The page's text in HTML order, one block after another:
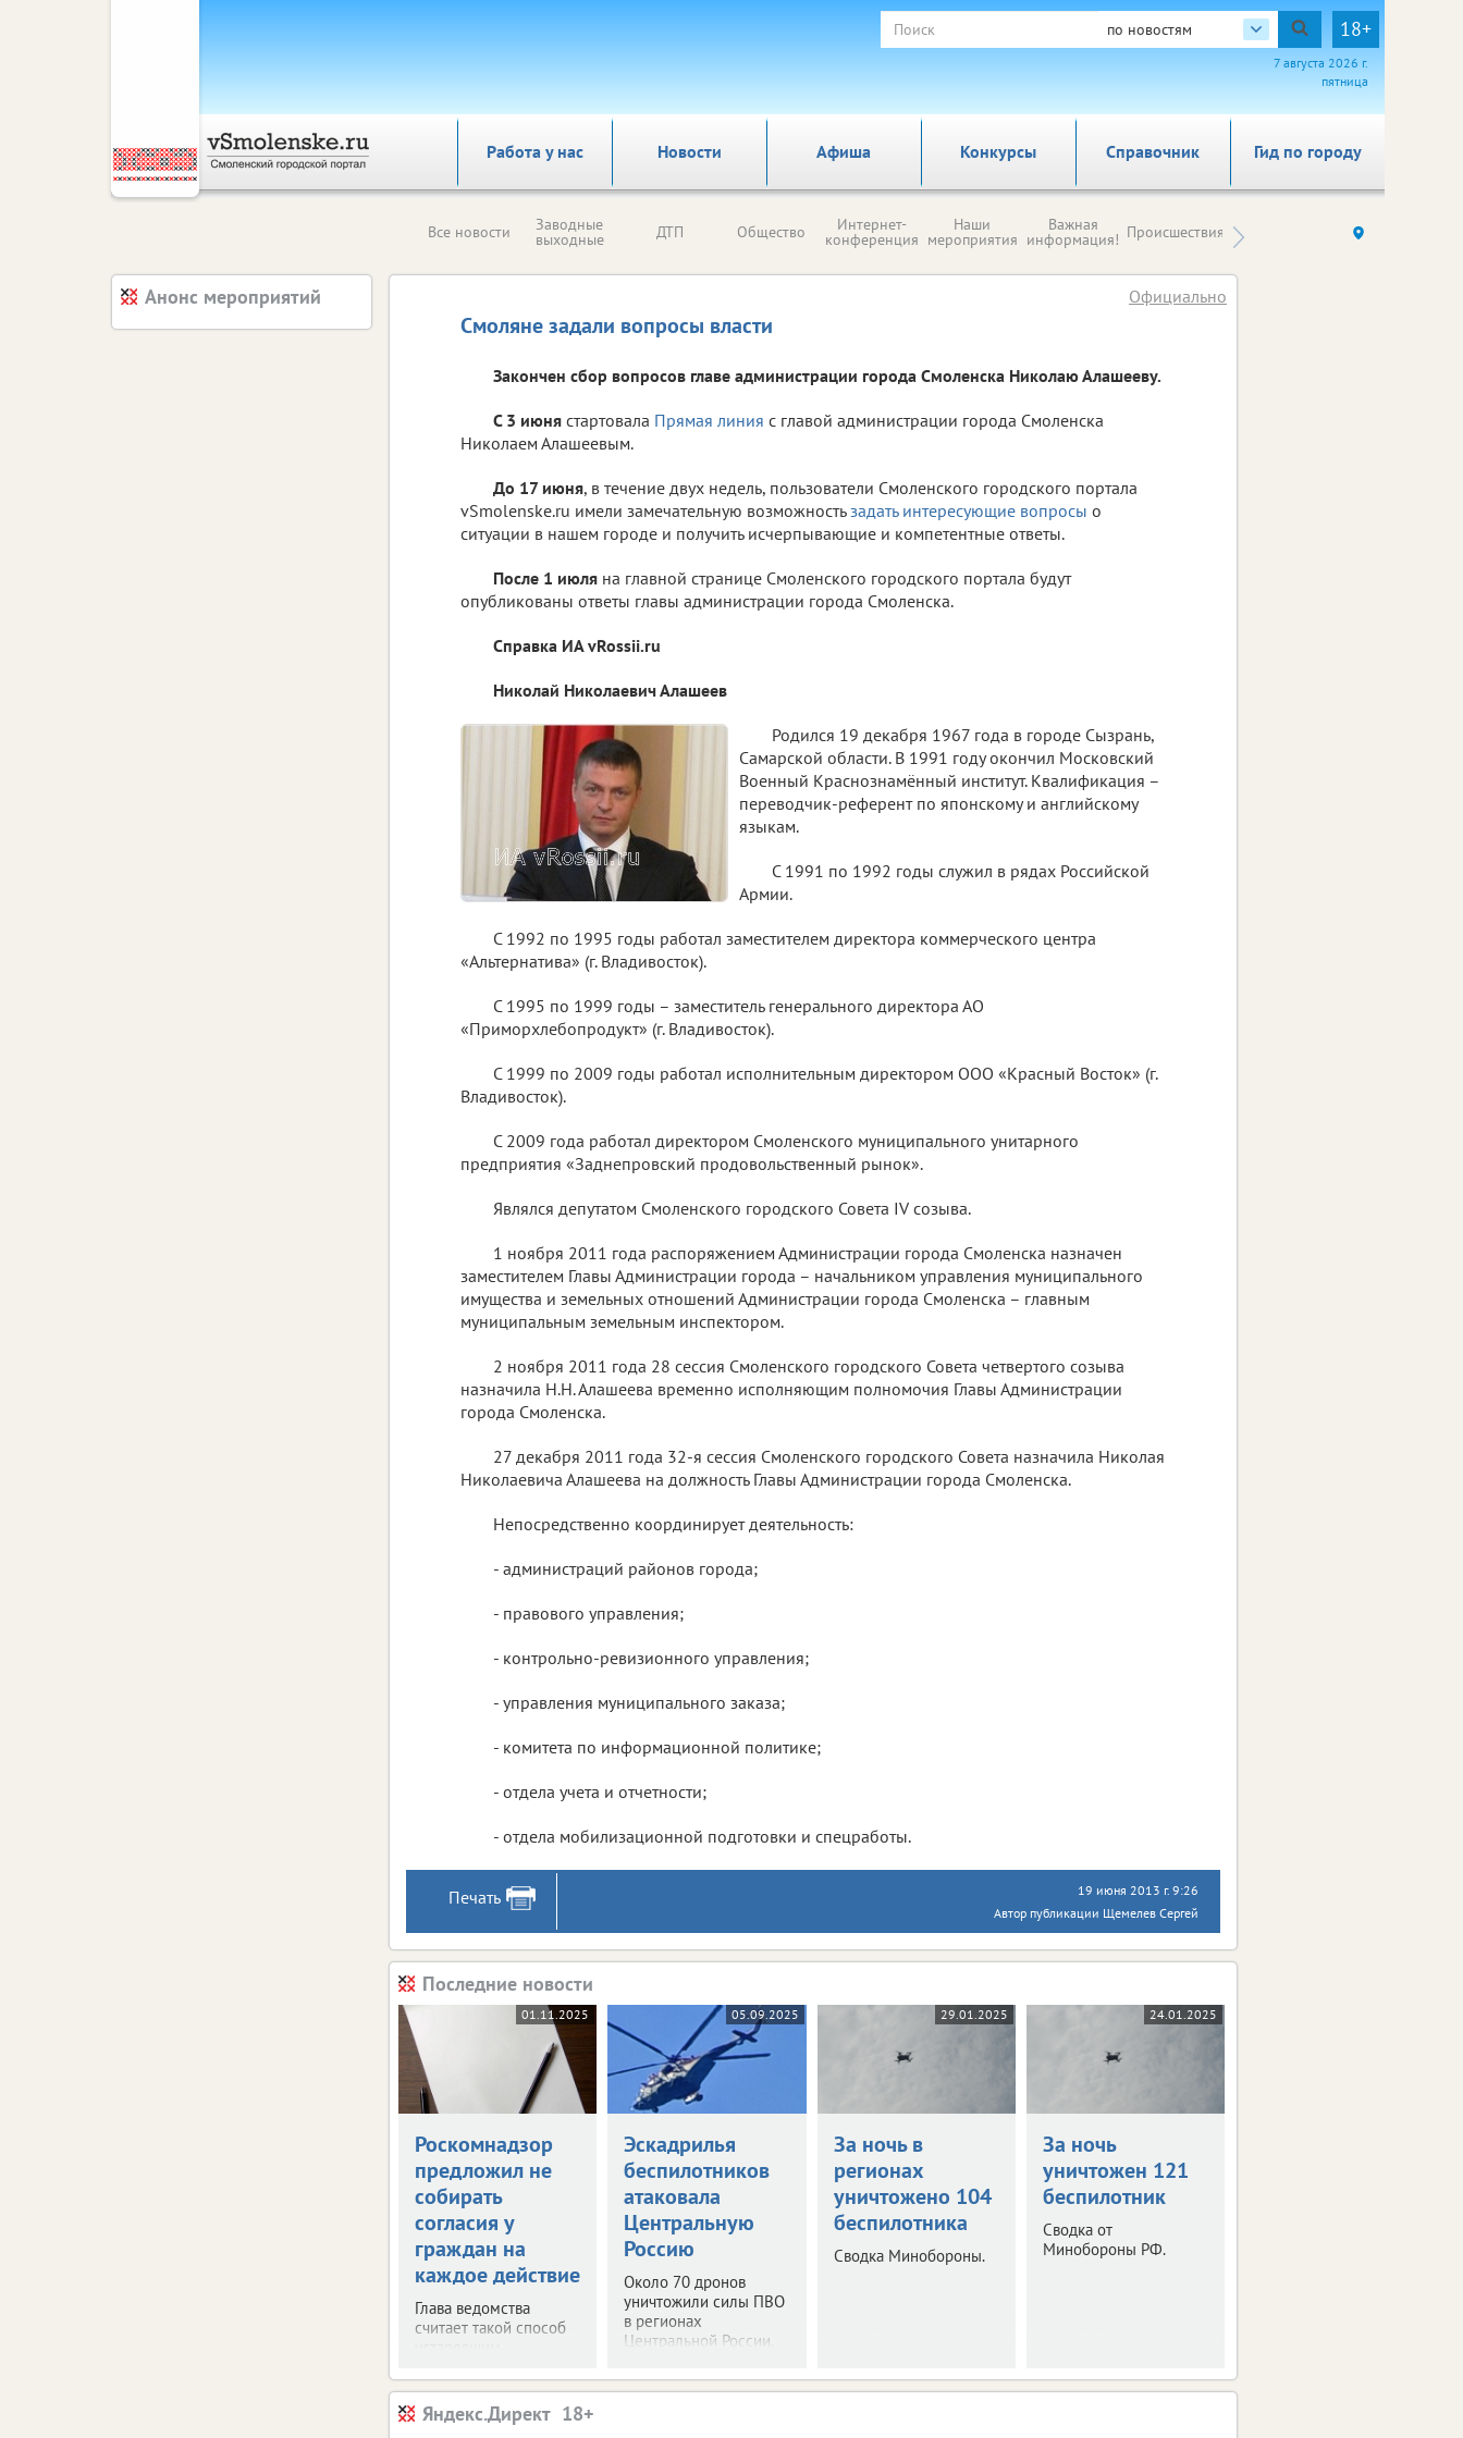
по новостям 18+
7 августа 2026 г.
пятница
Работа у нас Новости Афиша Справочник Гид по городу
Конкурсы
Все новости Заводные
выходные ДТП Общество Интернет-
конференция
Наши
мероприятия
Важная
информация! Происшествия Здоровье компаний (на
Смоляне задали вопросы власти
Официально
Закончен сбор вопросов главе администрации города Смоленска Николаю Алашееву.
С 3 июня стартовала Прямая линия с главой администрации города Смоленска
Николаем Алашеевым.
До 17 июня, в течение двух недель, пользователи Смоленского городского портала
vSmolenske.ru имели замечательную возможностьзадать интересующие вопросы о
ситуации в нашем городе и получить исчерпывающие и компетентные ответы.
После 1 июля на главной странице Смоленского городского портала будут
опубликованы ответы главы администрации города Смоленска.
Справка ИА vRossii.ru
Николай Николаевич Алашеев
Родился 19 декабря 1967 года в городе Сызрань,
Самарской области. В 1991 году окончил Московский
Военный Краснознамённый институт. Квалификация –
переводчик-референт по японскому и английскому
языкам.
С 1991 по 1992 годы служил в рядах Российской
Армии.
С 1992 по 1995 годы работал заместителем директора коммерческого центра
«Альтернатива» (г. Владивосток).
С 1995 по 1999 годы – заместитель генерального директора АО
«Приморхлебопродукт» (г. Владивосток).
С 1999 по 2009 годы работал исполнительным директором ООО «Красный Восток» (г.
Владивосток).
С 2009 года работал директором Смоленского муниципального унитарного
предприятия «Заднепровский продовольственный рынок».
Являлся депутатом Смоленского городского Совета IV созыва.
1 ноября 2011 года распоряжением Администрации города Смоленска назначен
заместителем Главы Администрации города – начальником управления муниципального
имущества и земельных отношений Администрации города Смоленска – главным
муниципальным земельным инспектором.
2 ноября 2011 года 28 сессия Смоленского городского Совета четвертого созыва
назначила Н.Н. Алашеева временно исполняющим полномочия Главы Администрации
города Смоленска.
27 декабря 2011 года 32-я сессия Смоленского городского Совета назначила Николая
Николаевича Алашеева на должность Главы Администрации города Смоленска.
Непосредственно координирует деятельность:
- администраций районов города;
- правового управления;
- контрольно-ревизионного управления;
- управления муниципального заказа;
- комитета по информационной политике;
- отдела учета и отчетности;
- отдела мобилизационной подготовки и спецработы.
Печать
19 июня 2013 г. 9:26
Автор публикации Щемелев Сергей
Последние новости
01.11.2025
Роскомнадзор
предложил не
собирать
согласия у
граждан на
каждое действие
Глава ведомства
считает такой способ
05.09.2025
Эскадрилья
беспилотников
атаковала
Центральную
Россию
Около 70 дронов
уничтожили силы ПВО
в регионах
Центральной России.
29.01.2025
За ночь в
регионах
уничтожено 104
беспилотника
Сводка Минобороны.
24.01.2025
За ночь
уничтожен 121
беспилотник
Сводка от
Минобороны РФ.
Яндекс.Директ
Анонс мероприятий